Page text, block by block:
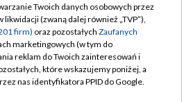
TVP
Sklep TVP
Reklamy
Handlowa
TVP
prywatności
Moje zgody
reklamy
Twoich danych osobowych przez
likwidacji (zwaną dalej również „TVP”),
firm) oraz pozostałych Zaufanych
marketingowych (w tym do
reklam do Twoich zainteresowań i
które wskazujemy poniżej, a
nas identyfikatora PPID do Google.